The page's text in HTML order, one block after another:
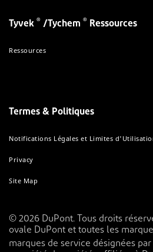
Tyvek ® /Tychem ® Ressources
Ressources
Termes & Politiques
Notifications Légales et Limites
Privacy
Site Map
© 2026 DuPont. Tous droits
ovale DuPont et toutes les
marques de service désignées